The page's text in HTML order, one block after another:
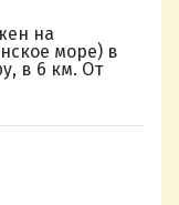
на
море) в
в 6 км. От